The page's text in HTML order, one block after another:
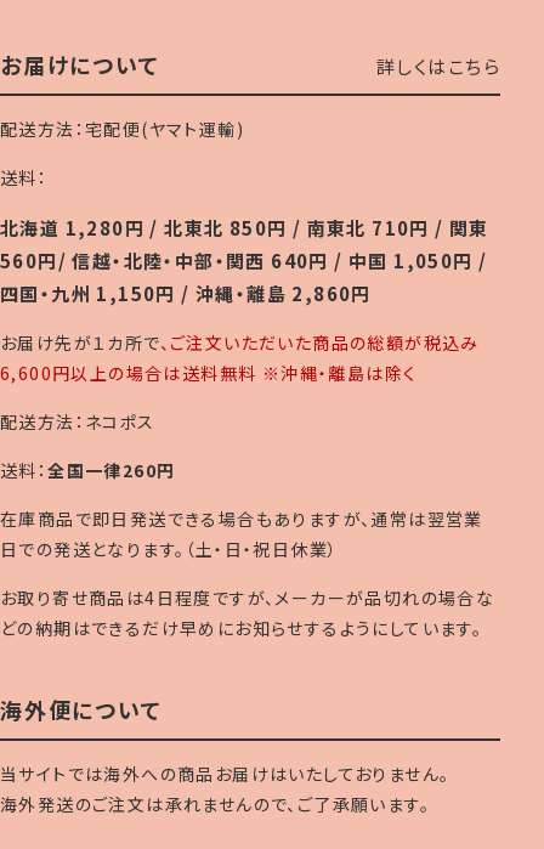
お届けについて 詳しくはこちら
配送方法：宅配便(ヤマト運輸)
送料：
北海道 1,280円 / 北東北 850円 / 南東北 710円 / 関東
560円/ 信越・北陸・中部・関西 640円 / 中国 1,050円 /
四国・九州 1,150円 / 沖縄・離島 2,860円
お届け先が１カ所で、ご注文いただいた商品の総額が税込み
6,600円以上の場合は送料無料 ※沖縄・離島は除く
配送方法：ネコポス
送料：全国一律260円
在庫商品で即日発送できる場合もありますが、通常は翌営業
日での発送となります。（土・日・祝日休業）
お取り寄せ商品は4日程度ですが、メーカーが品切れの場合な
どの納期はできるだけ早めにお知らせするようにしています。
海外便について
当サイトでは海外への商品お届けはいたしておりません。
海外発送のご注文は承れませんので、ご了承願います。